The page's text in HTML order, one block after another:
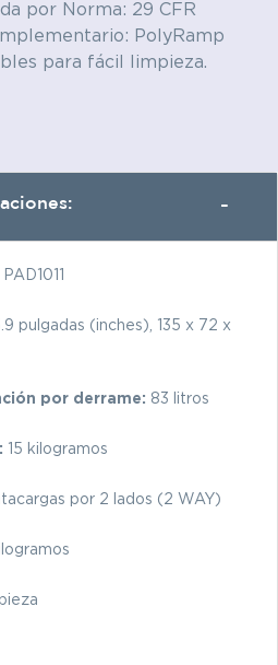
por Norma: 29 CFR
PolyRamp
para fácil limpieza.
PAD1011
pulgadas (inches), 135 x 72 x
por derrame: 83 litros
15 kilogramos
por 2 lados (2 WAY)
pieza